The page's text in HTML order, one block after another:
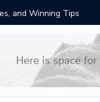
and Winning Tips